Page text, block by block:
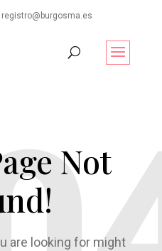
registro@burgosma.es
Not
are looking for might